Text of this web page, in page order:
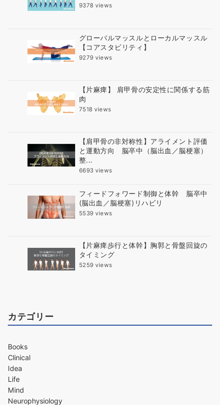
9378 views
グローバルマッスルとローカルマッスル
【コアスタビリティ】
9279 views
【片麻痺】 肩甲骨の安定性に関係する筋
肉
7518 views
【肩甲骨の非対称性】アライメント評価
と運動方向 脳卒中（脳出血／脳梗塞）
整...
6693 views
フィードフォワード制御と体幹 脳卒中
(脳出血／脳梗塞)リハビリ
5539 views
【片麻痺歩行と体幹】胸郭と骨盤回旋の
タイミング
5259 views
カテゴリー
Books
Clinical
Idea
Life
Mind
Neurophysiology